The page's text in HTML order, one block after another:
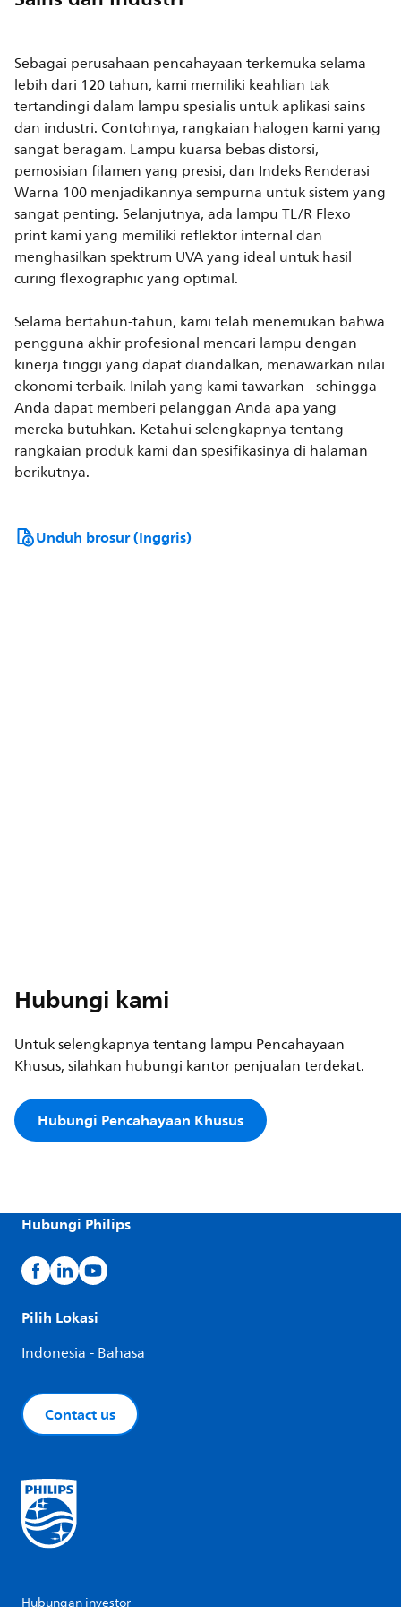
Sebagai perusahaan pencahayaan terkemuka selama
lebih dari 120 tahun, kami memiliki keahlian tak
tertandingi dalam lampu spesialis untuk aplikasi sains
dan industri. Contohnya, rangkaian halogen kami yang
sangat beragam. Lampu kuarsa bebas distorsi,
pemosisian filamen yang presisi, dan Indeks Renderasi
Warna 100 menjadikannya sempurna untuk sistem yang
sangat penting. Selanjutnya, ada lampu TL/R Flexo
print kami yang memiliki reflektor internal dan
menghasilkan spektrum UVA yang ideal untuk hasil
curing flexographic yang optimal.
Selama bertahun-tahun, kami telah menemukan bahwa
pengguna akhir profesional mencari lampu dengan
kinerja tinggi yang dapat diandalkan, menawarkan nilai
ekonomi terbaik. Inilah yang kami tawarkan - sehingga
Anda dapat memberi pelanggan Anda apa yang
mereka butuhkan. Ketahui selengkapnya tentang
rangkaian produk kami dan spesifikasinya di halaman
berikutnya.
Unduh brosur (Inggris)
Hubungi kami
Untuk selengkapnya tentang lampu Pencahayaan
Khusus, silahkan hubungi kantor penjualan terdekat.
Hubungi Pencahayaan Khusus
Hubungi Philips
Pilih Lokasi
Indonesia - Bahasa
Contact us